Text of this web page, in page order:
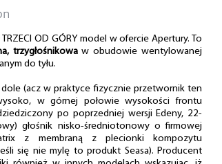
TRZECI OD GÓRY model w ofercie Apertury. To
trzygłośnikowaw obudowie wentylowanej
do tyłu.
dole (acz w praktyce fizycznie przetwornik ten
w górnej połowie wysokości frontu
po poprzedniej wersji Edeny, 22-
głośnik nisko-średniotonowy o firmowej
z membraną z plecionki kompozytu
się nie mylę to produkt Seasa). Producent